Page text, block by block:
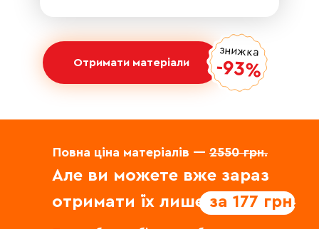
Отримати матеріали
знижка
-93%
Але ви можете вже зараз
отримати їх лише за 177 грн!
Повна ціна матеріалів — 2550 грн.